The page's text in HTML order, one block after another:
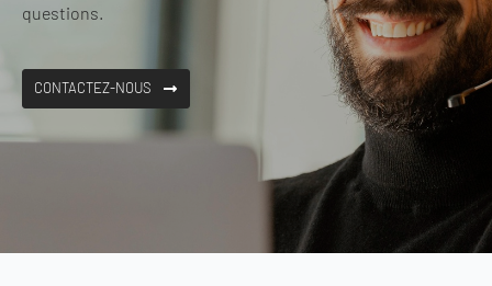
questions.
CONTACTEZ-NOUS